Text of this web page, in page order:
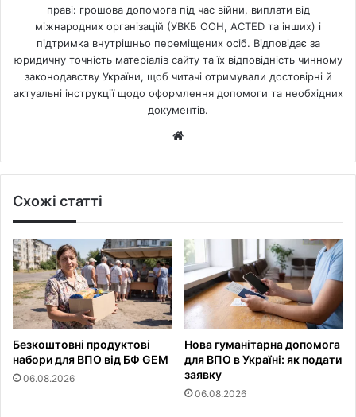
праві: грошова допомога під час війни, виплати від
міжнародних організацій (УВКБ ООН, ACTED та інших) і
підтримка внутрішньо переміщених осіб. Відповідає за
юридичну точність матеріалів сайту та їх відповідність чинному
законодавству України, щоб читачі отримували достовірні й
актуальні інструкції щодо оформлення допомоги та необхідних
документів.
Схожі статті
Безкоштовні продуктові
набори для ВПО від БФ GEM
06.08.2026
Нова гуманітарна допомога
для ВПО в Україні: як подати
заявку
06.08.2026